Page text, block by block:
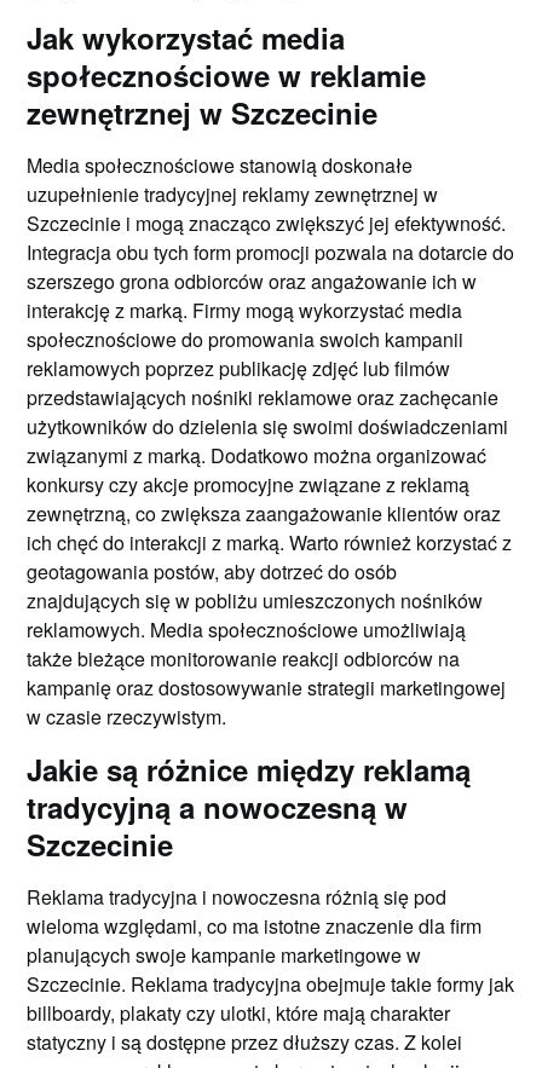
Jak wykorzystać media
społecznościowe w reklamie
zewnętrznej w Szczecinie
Media społecznościowe stanowią doskonałe
uzupełnienie tradycyjnej reklamy zewnętrznej w
Szczecinie i mogą znacząco zwiększyć jej efektywność.
Integracja obu tych form promocji pozwala na dotarcie do
szerszego grona odbiorców oraz angażowanie ich w
interakcję z marką. Firmy mogą wykorzystać media
społecznościowe do promowania swoich kampanii
reklamowych poprzez publikację zdjęć lub filmów
przedstawiających nośniki reklamowe oraz zachęcanie
użytkowników do dzielenia się swoimi doświadczeniami
związanymi z marką. Dodatkowo można organizować
konkursy czy akcje promocyjne związane z reklamą
zewnętrzną, co zwiększa zaangażowanie klientów oraz
ich chęć do interakcji z marką. Warto również korzystać z
geotagowania postów, aby dotrzeć do osób
znajdujących się w pobliżu umieszczonych nośników
reklamowych. Media społecznościowe umożliwiają
także bieżące monitorowanie reakcji odbiorców na
kampanię oraz dostosowywanie strategii marketingowej
w czasie rzeczywistym.
Jakie są różnice między reklamą
tradycyjną a nowoczesną w
Szczecinie
Reklama tradycyjna i nowoczesna różnią się pod
wieloma względami, co ma istotne znaczenie dla firm
planujących swoje kampanie marketingowe w
Szczecinie. Reklama tradycyjna obejmuje takie formy jak
billboardy, plakaty czy ulotki, które mają charakter
statyczny i są dostępne przez dłuższy czas. Z kolei